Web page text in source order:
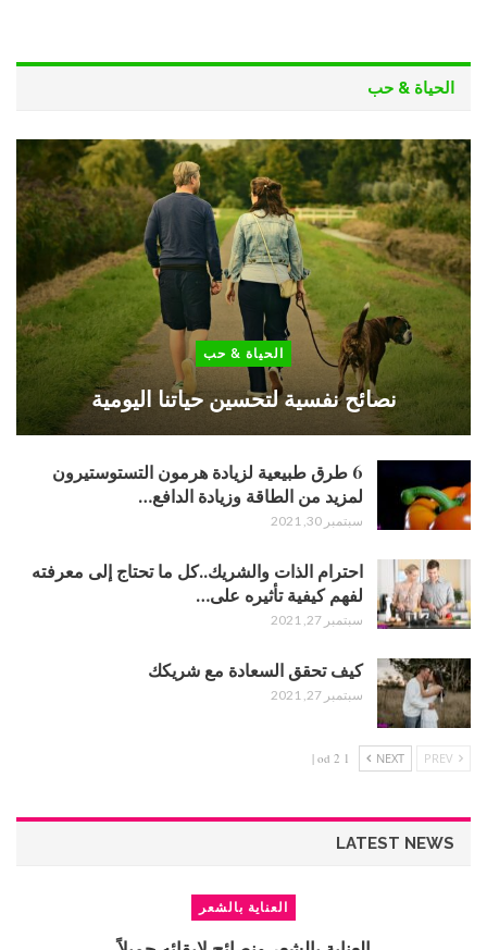
الحياة & حب
الحياة & حب
نصائح نفسية لتحسين حياتنا اليومية
6 طرق طبيعية لزيادة هرمون التستوستيرون
لمزيد من الطاقة وزيادة الدافع…
سبتمبر 30, 2021
احترام الذات والشريك..كل ما تحتاج إلى معرفته
لفهم كيفية تأثيره على…
سبتمبر 27, 2021
كيف تحقق السعادة مع شريكك
سبتمبر 27, 2021
NEXT
1 od 2 |
LATEST NEWS
العناية بالشعر